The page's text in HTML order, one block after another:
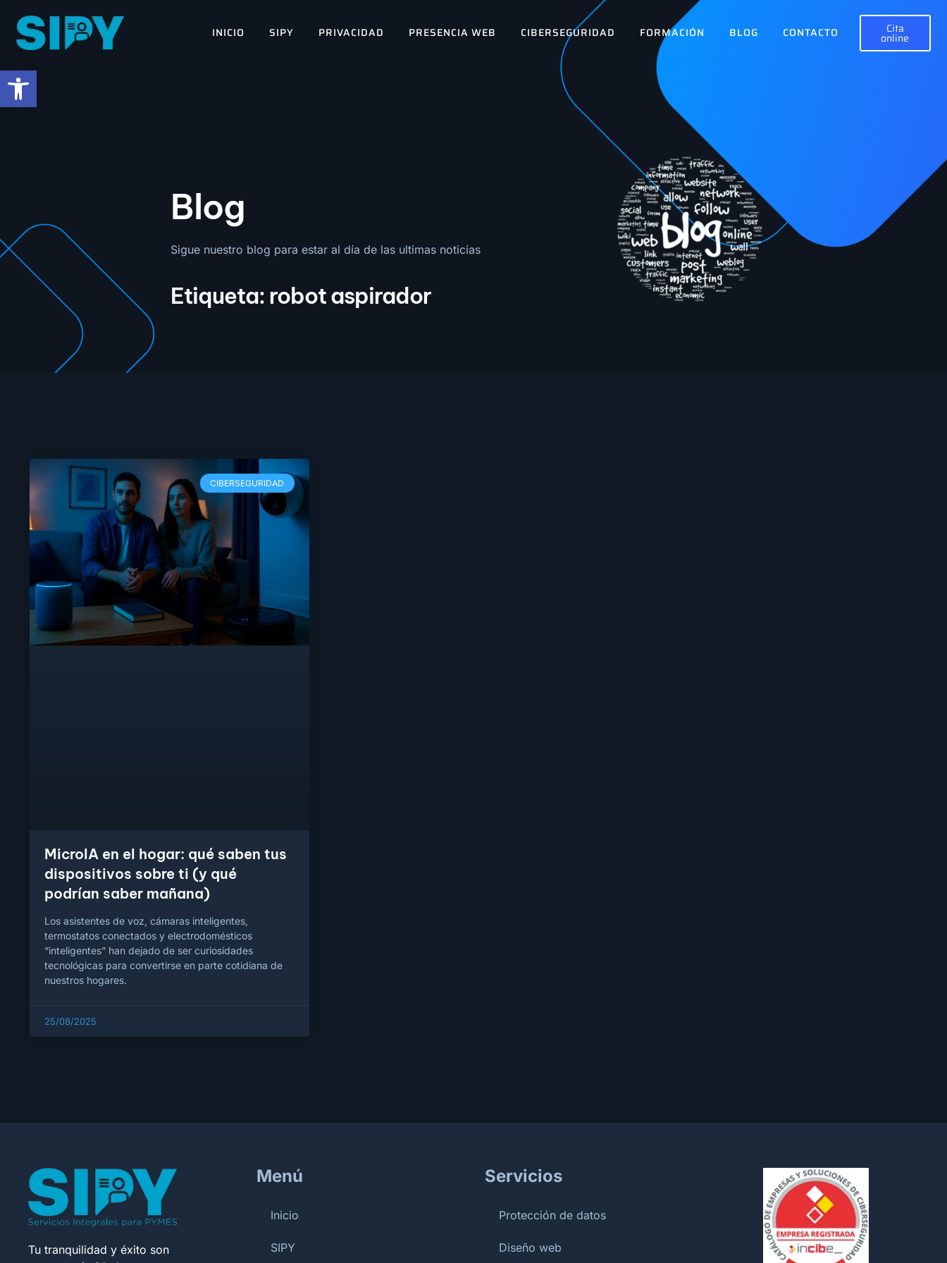
INICIO SIPY PRIVACIDAD PRESENCIA WEB CIBERSEGURIDAD FORMACIÓN BLOG CONTACTO Cita
online
Blog
Sigue nuestro blog para estar al día de las ultimas noticias
Etiqueta: robot aspirador
CIBERSEGURIDAD
MicroIA en el hogar: qué saben tus
dispositivos sobre ti (y qué
podrían saber mañana)
Los asistentes de voz, cámaras inteligentes,
termostatos conectados y electrodomésticos
“inteligentes” han dejado de ser curiosidades
tecnológicas para convertirse en parte cotidiana de
nuestros hogares.
25/08/2025
Tu tranquilidad y éxito son
Menú
Inicio
SIPY
Servicios
Protección de datos
Diseño web
Abrir barra de herramientas